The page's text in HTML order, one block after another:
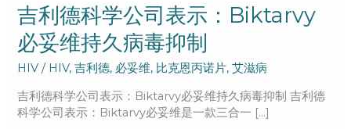
吉利德科学公司表示：Biktarvy
必妥维持久病毒抑制
HIV / HIV,吉利德, 必妥维, 比克恩丙诺片,艾滋病
吉利德科学公司表示：Biktarvy必妥维持久病毒抑制 吉利德
科学公司表示：Biktarvy必妥维是一款三合一 […]
吉
利
德
科
学
公
司